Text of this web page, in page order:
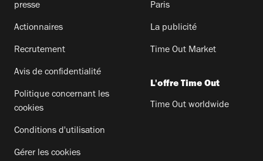
presse
Actionnaires
Recrutement
Avis de confidentialité
Politique concernant les
cookies
Conditions d'utilisation
Gérer les cookies
Paris
La publicité
Time Out Market
L'offre Time Out
Time Out worldwide